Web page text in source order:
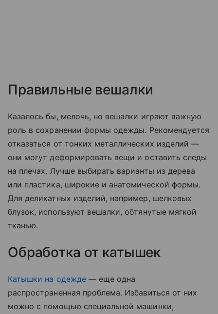
Правильные вешалки
Казалось бы, мелочь, но вешалки играют важную
роль в сохранении формы одежды. Рекомендуется
отказаться от тонких металлических изделий —
они могут деформировать вещи и оставить следы
на плечах. Лучше выбирать варианты из дерева
или пластика, широкие и анатомической формы.
Для деликатных изделий, например, шелковых
блузок, используют вешалки, обтянутые мягкой
тканью.
Обработка от катышек
Катышки на одежде— еще одна
распространенная проблема. Избавиться от них
можно с помощью специальной машинки,